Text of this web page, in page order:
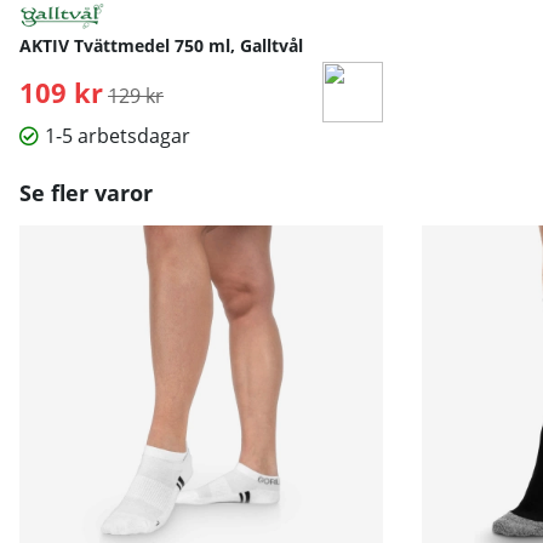
AKTIV Tvättmedel 750 ml, Galltvål
109 kr Ordinarie pris:
129 kr
1-5 arbetsdagar
Se fler varor